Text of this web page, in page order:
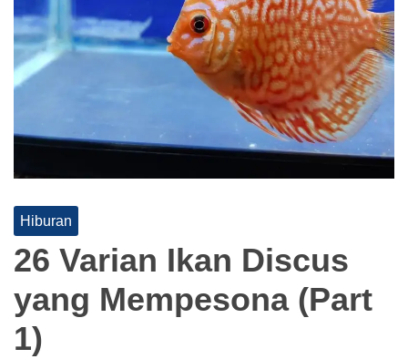
Hiburan
26 Varian Ikan Discus
yang Mempesona (Part
1)